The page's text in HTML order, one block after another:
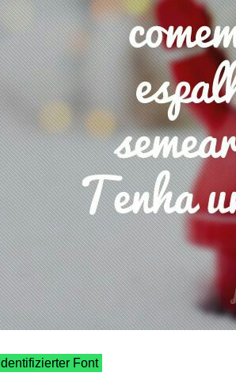
Identifizierter Font